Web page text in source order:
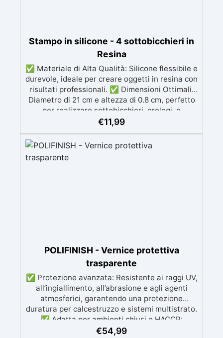
Stampo in silicone - 4 sottobicchieri in
Resina
✅ Materiale di Alta Qualità: Silicone flessibile e
durevole, ideale per creare oggetti in resina con
risultati professionali. ✅ Dimensioni Ottimali:
Diametro di 21 cm e altezza di 0.8 cm, perfetto
per realizzare sottobicchieri, orologi, e
decorazioni. ✅ Resistenza alle Temperature:
resina e altri materiali. ✅ Facilità di Estrazione
e Manutenzione: Superficie liscia che permette
una facile estrazione e pulizia senza
€11,99
POLIFINISH - Vernice protettiva
trasparente
✅ Protezione avanzata: Resistente ai raggi UV,
all’ingiallimento, all’abrasione e agli agenti
atmosferici, garantendo una protezione
duratura per calcestruzzo e sistemi multistrato.
✅ Adatta per ambienti chiusi e HACCP:
Formulazione inodore, ideale per spazi chiusi e
€54,99